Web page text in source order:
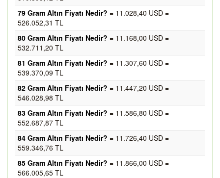
79 Gram Altın Fiyatı Nedir? = 11.028,40 USD =
526.052,31 TL
80 Gram Altın Fiyatı Nedir? = 11.168,00 USD =
532.711,20 TL
81 Gram Altın Fiyatı Nedir? = 11.307,60 USD =
539.370,09 TL
82 Gram Altın Fiyatı Nedir? = 11.447,20 USD =
546.028,98 TL
83 Gram Altın Fiyatı Nedir? = 11.586,80 USD =
552.687,87 TL
84 Gram Altın Fiyatı Nedir? = 11.726,40 USD =
559.346,76 TL
85 Gram Altın Fiyatı Nedir? = 11.866,00 USD =
566.005,65 TL